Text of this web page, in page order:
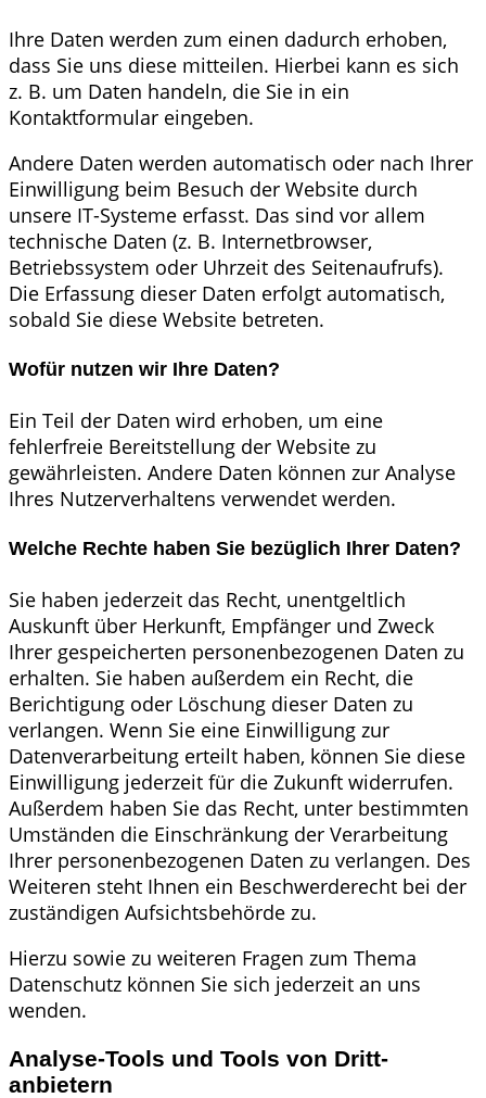
Ihre Daten werden zum einen dadurch erhoben,
dass Sie uns diese mitteilen. Hierbei kann es sich
z. B. um Daten handeln, die Sie in ein
Kontaktformular eingeben.
Andere Daten werden automatisch oder nach Ihrer
Einwilligung beim Besuch der Website durch
unsere IT-Systeme erfasst. Das sind vor allem
technische Daten (z. B. Internetbrowser,
Betriebssystem oder Uhrzeit des Seitenaufrufs).
Die Erfassung dieser Daten erfolgt automatisch,
sobald Sie diese Website betreten.
Wofür nutzen wir Ihre Daten?
Ein Teil der Daten wird erhoben, um eine
fehlerfreie Bereitstellung der Website zu
gewährleisten. Andere Daten können zur Analyse
Ihres Nutzerverhaltens verwendet werden.
Welche Rechte haben Sie bezüglich Ihrer Daten?
Sie haben jederzeit das Recht, unentgeltlich
Auskunft über Herkunft, Empfänger und Zweck
Ihrer gespeicherten personenbezogenen Daten zu
erhalten. Sie haben außerdem ein Recht, die
Berichtigung oder Löschung dieser Daten zu
verlangen. Wenn Sie eine Einwilligung zur
Datenverarbeitung erteilt haben, können Sie diese
Einwilligung jederzeit für die Zukunft widerrufen.
Außerdem haben Sie das Recht, unter bestimmten
Umständen die Einschränkung der Verarbeitung
Ihrer personenbezogenen Daten zu verlangen. Des
Weiteren steht Ihnen ein Beschwerderecht bei der
zuständigen Aufsichtsbehörde zu.
Hierzu sowie zu weiteren Fragen zum Thema
Datenschutz können Sie sich jederzeit an uns
wenden.
Analyse-Tools und Tools von Dritt­
anbietern